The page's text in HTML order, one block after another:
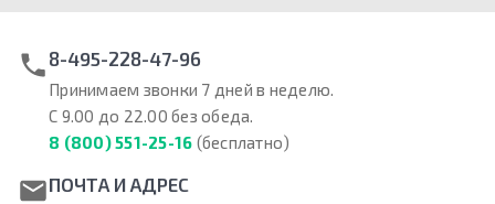
8-495-228-47-96
Принимаем звонки 7 дней в неделю.
С 9.00 до 22.00 без обеда.
8 (800) 551-25-16 (бесплатно)
ПОЧТА И АДРЕС